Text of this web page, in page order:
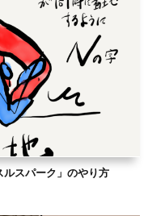
スパーク」のやり方